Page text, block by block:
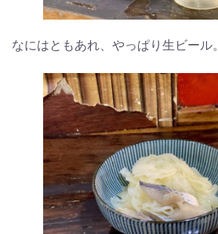
なにはともあれ、やっぱり生ビール。